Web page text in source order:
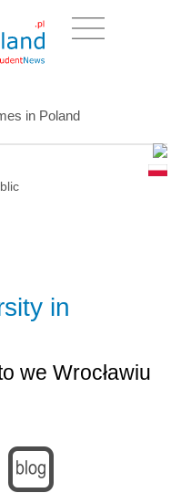
in Poland
in
we Wrocławiu